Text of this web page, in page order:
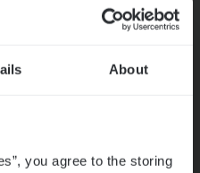
About
you agree to the storing